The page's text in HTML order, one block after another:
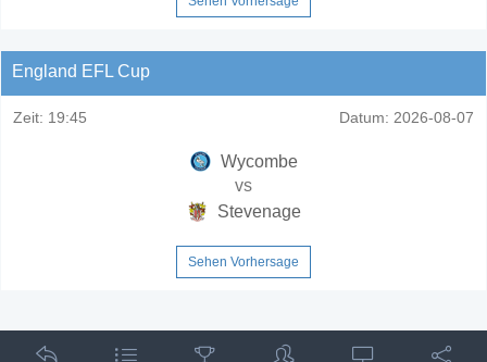
England EFL Cup
Zeit: 19:45 Datum: 2026-08-07
Wycombe
vs
Stevenage
Sehen Vorhersage